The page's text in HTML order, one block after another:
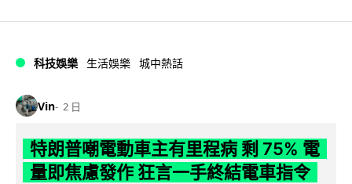
科技娛樂 生活娛樂 城中熱話
Vin 2 日
特朗普嘲電動車主有里程病 剩 75% 電
量即焦慮發作 狂言一手終結電車指令